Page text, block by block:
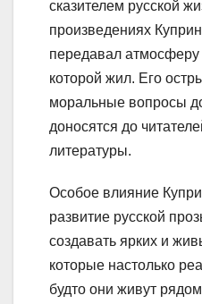
сказителем русской
произведениях
передавал атмосферу
которой жил. Его
моральные вопросы
доносятся до
литературы.
Особое влияние
развитие русской
создавать ярких и
которые настолько
будто они живут